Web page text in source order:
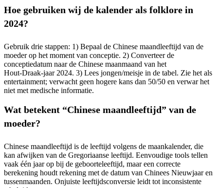
Hoe gebruiken wij de kalender als folklore in
2024?
Gebruik drie stappen: 1) Bepaal de Chinese maandleeftijd van de
moeder op het moment van conceptie. 2) Converteer de
conceptiedatum naar de Chinese maanmaand van het
Hout‑Draak‑jaar 2024. 3) Lees jongen/meisje in de tabel. Zie het als
entertainment; verwacht geen hogere kans dan 50/50 en verwar het
niet met medische informatie.
Wat betekent “Chinese maandleeftijd” van de
moeder?
Chinese maandleeftijd is de leeftijd volgens de maankalender, die
kan afwijken van de Gregoriaanse leeftijd. Eenvoudige tools tellen
vaak één jaar op bij de geboorteleeftijd, maar een correcte
berekening houdt rekening met de datum van Chinees Nieuwjaar en
tussenmaanden. Onjuiste leeftijdsconversie leidt tot inconsistente